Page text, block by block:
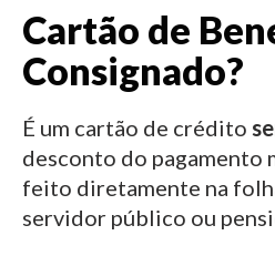
Cartão de
Consignado?
É um cartão de crédito
desconto do pagamento
feito diretamente na
servidor público ou